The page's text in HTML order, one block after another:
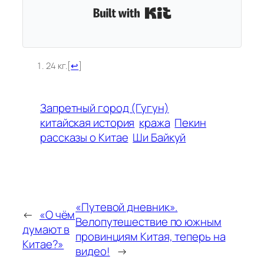
24 кг.[↩]
Запретный город (Гугун)
китайская история кража Пекин
рассказы о Китае Ши Байкуй
← «О чём
думают в
Китае?»
«Путевой дневник».
Велопутешествие по южным
провинциям Китая, теперь на
видео! →